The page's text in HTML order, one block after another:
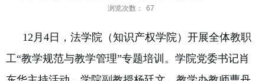
浏览次数：
67
12月4日，法学院（知识产权学院）开展全体教职
工“教学规范与教学管理”专题培训。学院党委书记肖